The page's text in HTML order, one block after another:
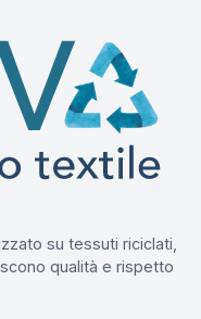
su tessuti riciclati,
qualità e rispetto